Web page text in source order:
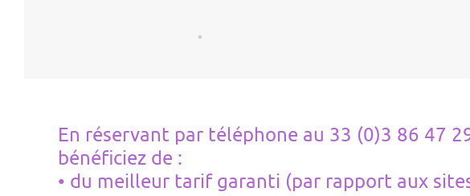
En réservant par téléphone au 33 (0)3 86 47
bénéficiez de :
• du meilleur tarif garanti (par rapport aux